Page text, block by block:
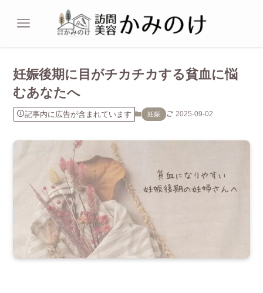
妊娠後期に目がチカチカする貧血に悩
むあなたへ
記事内に広告が含まれています 妊娠 2025-09-02